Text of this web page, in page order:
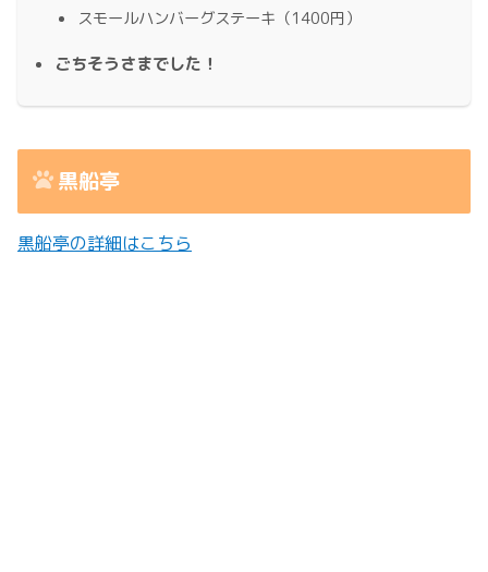
スモールハンバーグステーキ（1400円）
ごちそうさまでした！
黒船亭
黒船亭の詳細はこちら